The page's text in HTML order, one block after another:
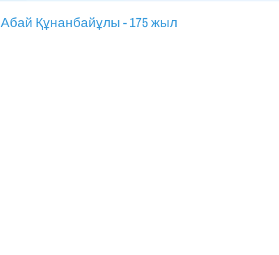
Абай Құнанбайұлы - 175 жыл